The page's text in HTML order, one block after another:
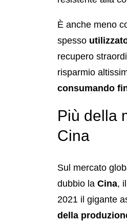
È anche meno
spesso
recupero
risparmio
consumando
Più della
Cina
Sul mercato
dubbio la Cina,
2021 il gigante
della